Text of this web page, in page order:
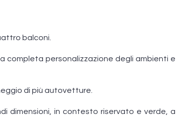
balconi.
completa personalizzazione degli ambienti e
di più autovetture.
dimensioni, in contesto riservato e verde, a